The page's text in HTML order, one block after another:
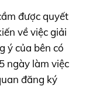
được quyết
về việc giải
ý của bên có
ngày làm việc
đăng ký